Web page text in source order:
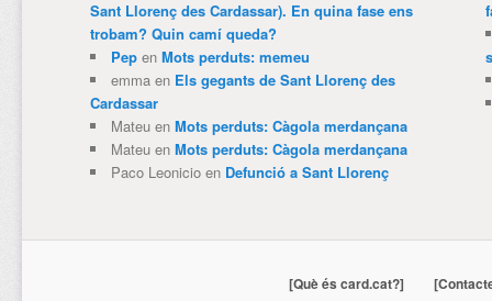
Sant Llorenç des Cardassar). En quina fase ens
trobam? Quin camí queda?
Pepen Mots perduts: memeu
emmaen Els gegants de Sant Llorenç des
Cardassar
Mateuen Mots perduts: Càgola merdançana
Mateuen Mots perduts: Càgola merdançana
Paco Leonicioen Defunció a Sant Llorenç
[Què és card.cat?]